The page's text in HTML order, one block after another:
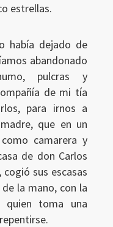
estrellas.
había dejado de
abandonado
pulcras y
de mi tía
para irnos a
que en un
camarera y
de don Carlos
sus escasas
la mano, con la
quien toma una